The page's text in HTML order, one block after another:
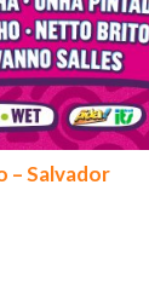
– Salvador